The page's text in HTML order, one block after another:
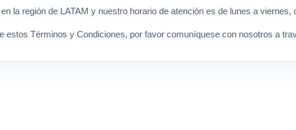
la región de LATAM y nuestro horario de atención es de lunes a
estos Términos y Condiciones, por favor comuníquese con nosotros a